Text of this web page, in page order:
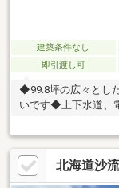
建築条件なし
即引渡し可
◆99.8坪の広々とし
いです◆上下水道、
で、日常的に温泉を
ウスメーカー・工務
づくりでも、土地・
す。将来を見据えた
北海道沙